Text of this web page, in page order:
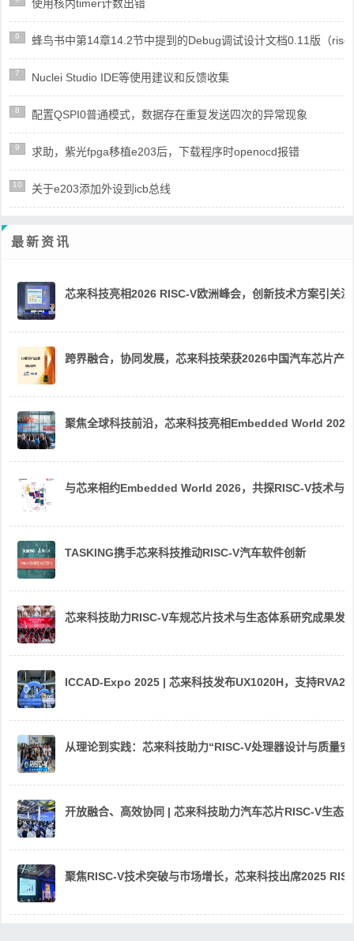
使用核内timer计数出错
6 蜂鸟书中第14章14.2节中提到的Debug调试设计文档0.11版（
7 Nuclei Studio IDE等使用建议和反馈收集
8 配置QSPI0普通模式，数据存在重复发送四次的异常现象
9 求助，紫光fpga移植e203后，下载程序时openocd报错
10 关于e203添加外设到icb总线
最新资讯
芯来科技亮相2026 RISC-V欧洲峰会，创新技术方案引关注
跨界融合，协同发展，芯来科技荣获2026中国汽车芯片产
聚焦全球科技前沿，芯来科技亮相Embedded World 2026
与芯来相约Embedded World 2026，共探RISC-V技术与
TASKING携手芯来科技推动RISC-V汽车软件创新
芯来科技助力RISC-V车规芯片技术与生态体系研究成果发
ICCAD-Expo 2025 | 芯来科技发布UX1020H，支持
从理论到实践：芯来科技助力“RISC-V处理器设计与质量
开放融合、高效协同 | 芯来科技助力汽车芯片RISC-V生态
聚焦RISC-V技术突破与市场增长，芯来科技出席2025